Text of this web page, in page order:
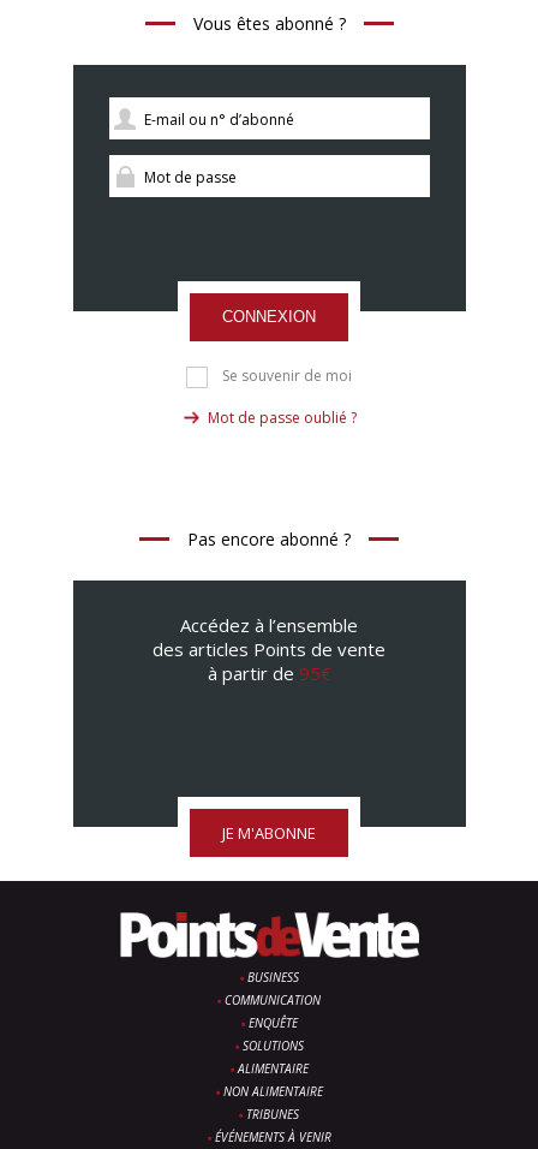
Vous êtes abonné ?
CONNEXION
Se souvenir de moi
Mot de passe oublié ?
Pas encore abonné ?
Accédez à l’ensemble
des articles Points de vente
à partir de 95€
JE M'ABONNE
BUSINESS
COMMUNICATION
ENQUÊTE
SOLUTIONS
ALIMENTAIRE
NON ALIMENTAIRE
TRIBUNES
ÉVÉNEMENTS À VENIR